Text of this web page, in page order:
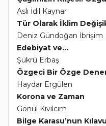
Aslı İdil Kaynar
Tür Olarak İklim
Deniz Gündoğan İbrişim
Edebiyat ve...
Şükrü Erbaş
Özgeci Bir Özge
Haydar Ergülen
Korona ve Zaman
Gönül Kıvılcım
Bilge Karasu’nun